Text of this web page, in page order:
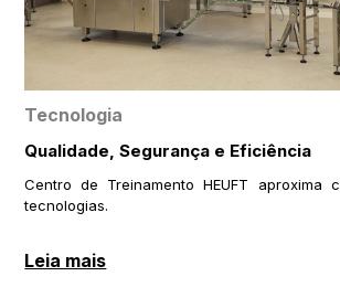
Tecnologia
Qualidade, Segurança e Eficiência
Centro de Treinamento HEUFT aproxima
tecnologias.
Leia mais